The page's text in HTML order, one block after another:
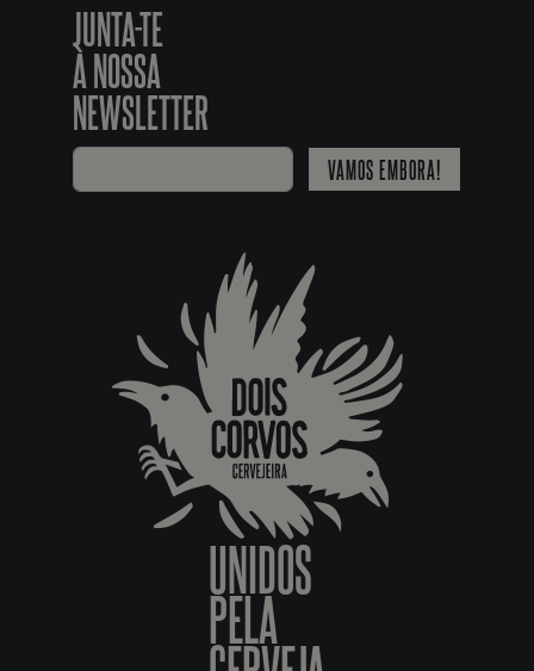
JUNTA-TE
À NOSSA
NEWSLETTER
VAMOS EMBORA!
UNIDOS
PELA